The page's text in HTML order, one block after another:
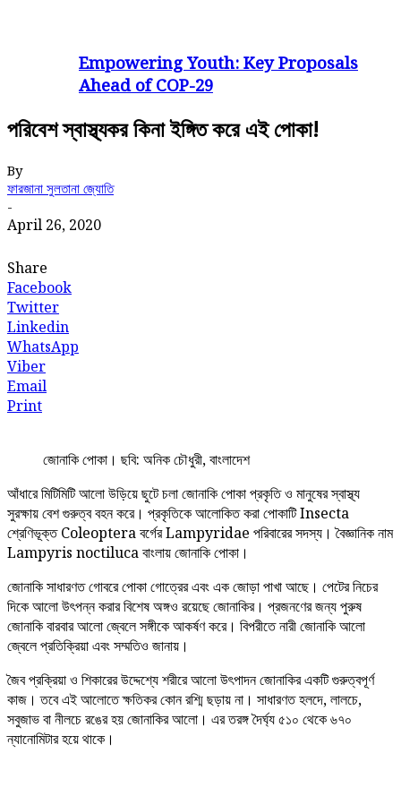
Empowering Youth: Key Proposals
Ahead of COP-29
পরিবেশ স্বাস্থ্যকর কিনা ইঙ্গিত করে এই পোকা!
By
ফারজানা সুলতানা জ্যোতি
-
April 26, 2020
Share
Facebook
Twitter
Linkedin
WhatsApp
Viber
Email
Print
জোনাকি পোকা। ছবি: অনিক চৌধুরী, বাংলাদেশ
আঁধারে মিটিমিটি আলো উড়িয়ে ছুটে চলা জোনাকি পোকা প্রকৃতি ও মানুষের স্বাস্থ্য
সুরক্ষায় বেশ গুরুত্ব বহন করে। প্রকৃতিকে আলোকিত করা পোকাটি Insecta
শ্রেণিভূক্ত Coleoptera বর্গের Lampyridae পরিবারের সদস্য। বৈজ্ঞানিক নাম
Lampyris noctiluca বাংলায় জোনাকি পোকা।
জোনাকি সাধারণত গোবরে পোকা গোত্রের এবং এক জোড়া পাখা আছে। পেটের নিচের
দিকে আলো উৎপন্ন করার বিশেষ অঙ্গও রয়েছে জোনাকির। প্রজনণের জন্য পুরুষ
জোনাকি বারবার আলো জ্বেলে সঙ্গীকে আকর্ষণ করে। বিপরীতে নারী জোনাকি আলো
জ্বেলে প্রতিক্রিয়া এবং সম্মতিও জানায়।
জৈব প্রক্রিয়া ও শিকারের উদ্দেশ্যে শরীরে আলো উৎপাদন জোনাকির একটি গুরুত্বপূর্ণ
কাজ। তবে এই আলোতে ক্ষতিকর কোন রশ্মি ছড়ায় না। সাধারণত হলদে, লালচে,
সবুজাভ বা নীলচে রঙের হয় জোনাকির আলো। এর তরঙ্গ দৈর্ঘ্য ৫১০ থেকে ৬৭০
ন্যানোমিটার হয়ে থাকে।